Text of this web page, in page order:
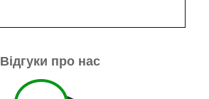
Відгуки про нас